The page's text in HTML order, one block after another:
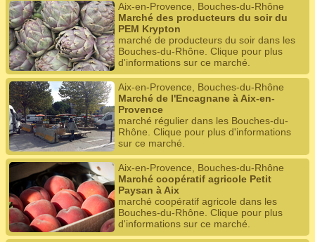
Aix-en-Provence, Bouches-du-Rhône
Marché des producteurs du soir du
PEM Krypton
marché de producteurs du soir dans les
Bouches-du-Rhône. Clique pour plus
d'informations sur ce marché.
Aix-en-Provence, Bouches-du-Rhône
Marché de l'Encagnane à Aix-en-
Provence
marché régulier dans les Bouches-du-
Rhône. Clique pour plus d'informations
sur ce marché.
Aix-en-Provence, Bouches-du-Rhône
Marché coopératif agricole Petit
Paysan à Aix
marché coopératif agricole dans les
Bouches-du-Rhône. Clique pour plus
d'informations sur ce marché.